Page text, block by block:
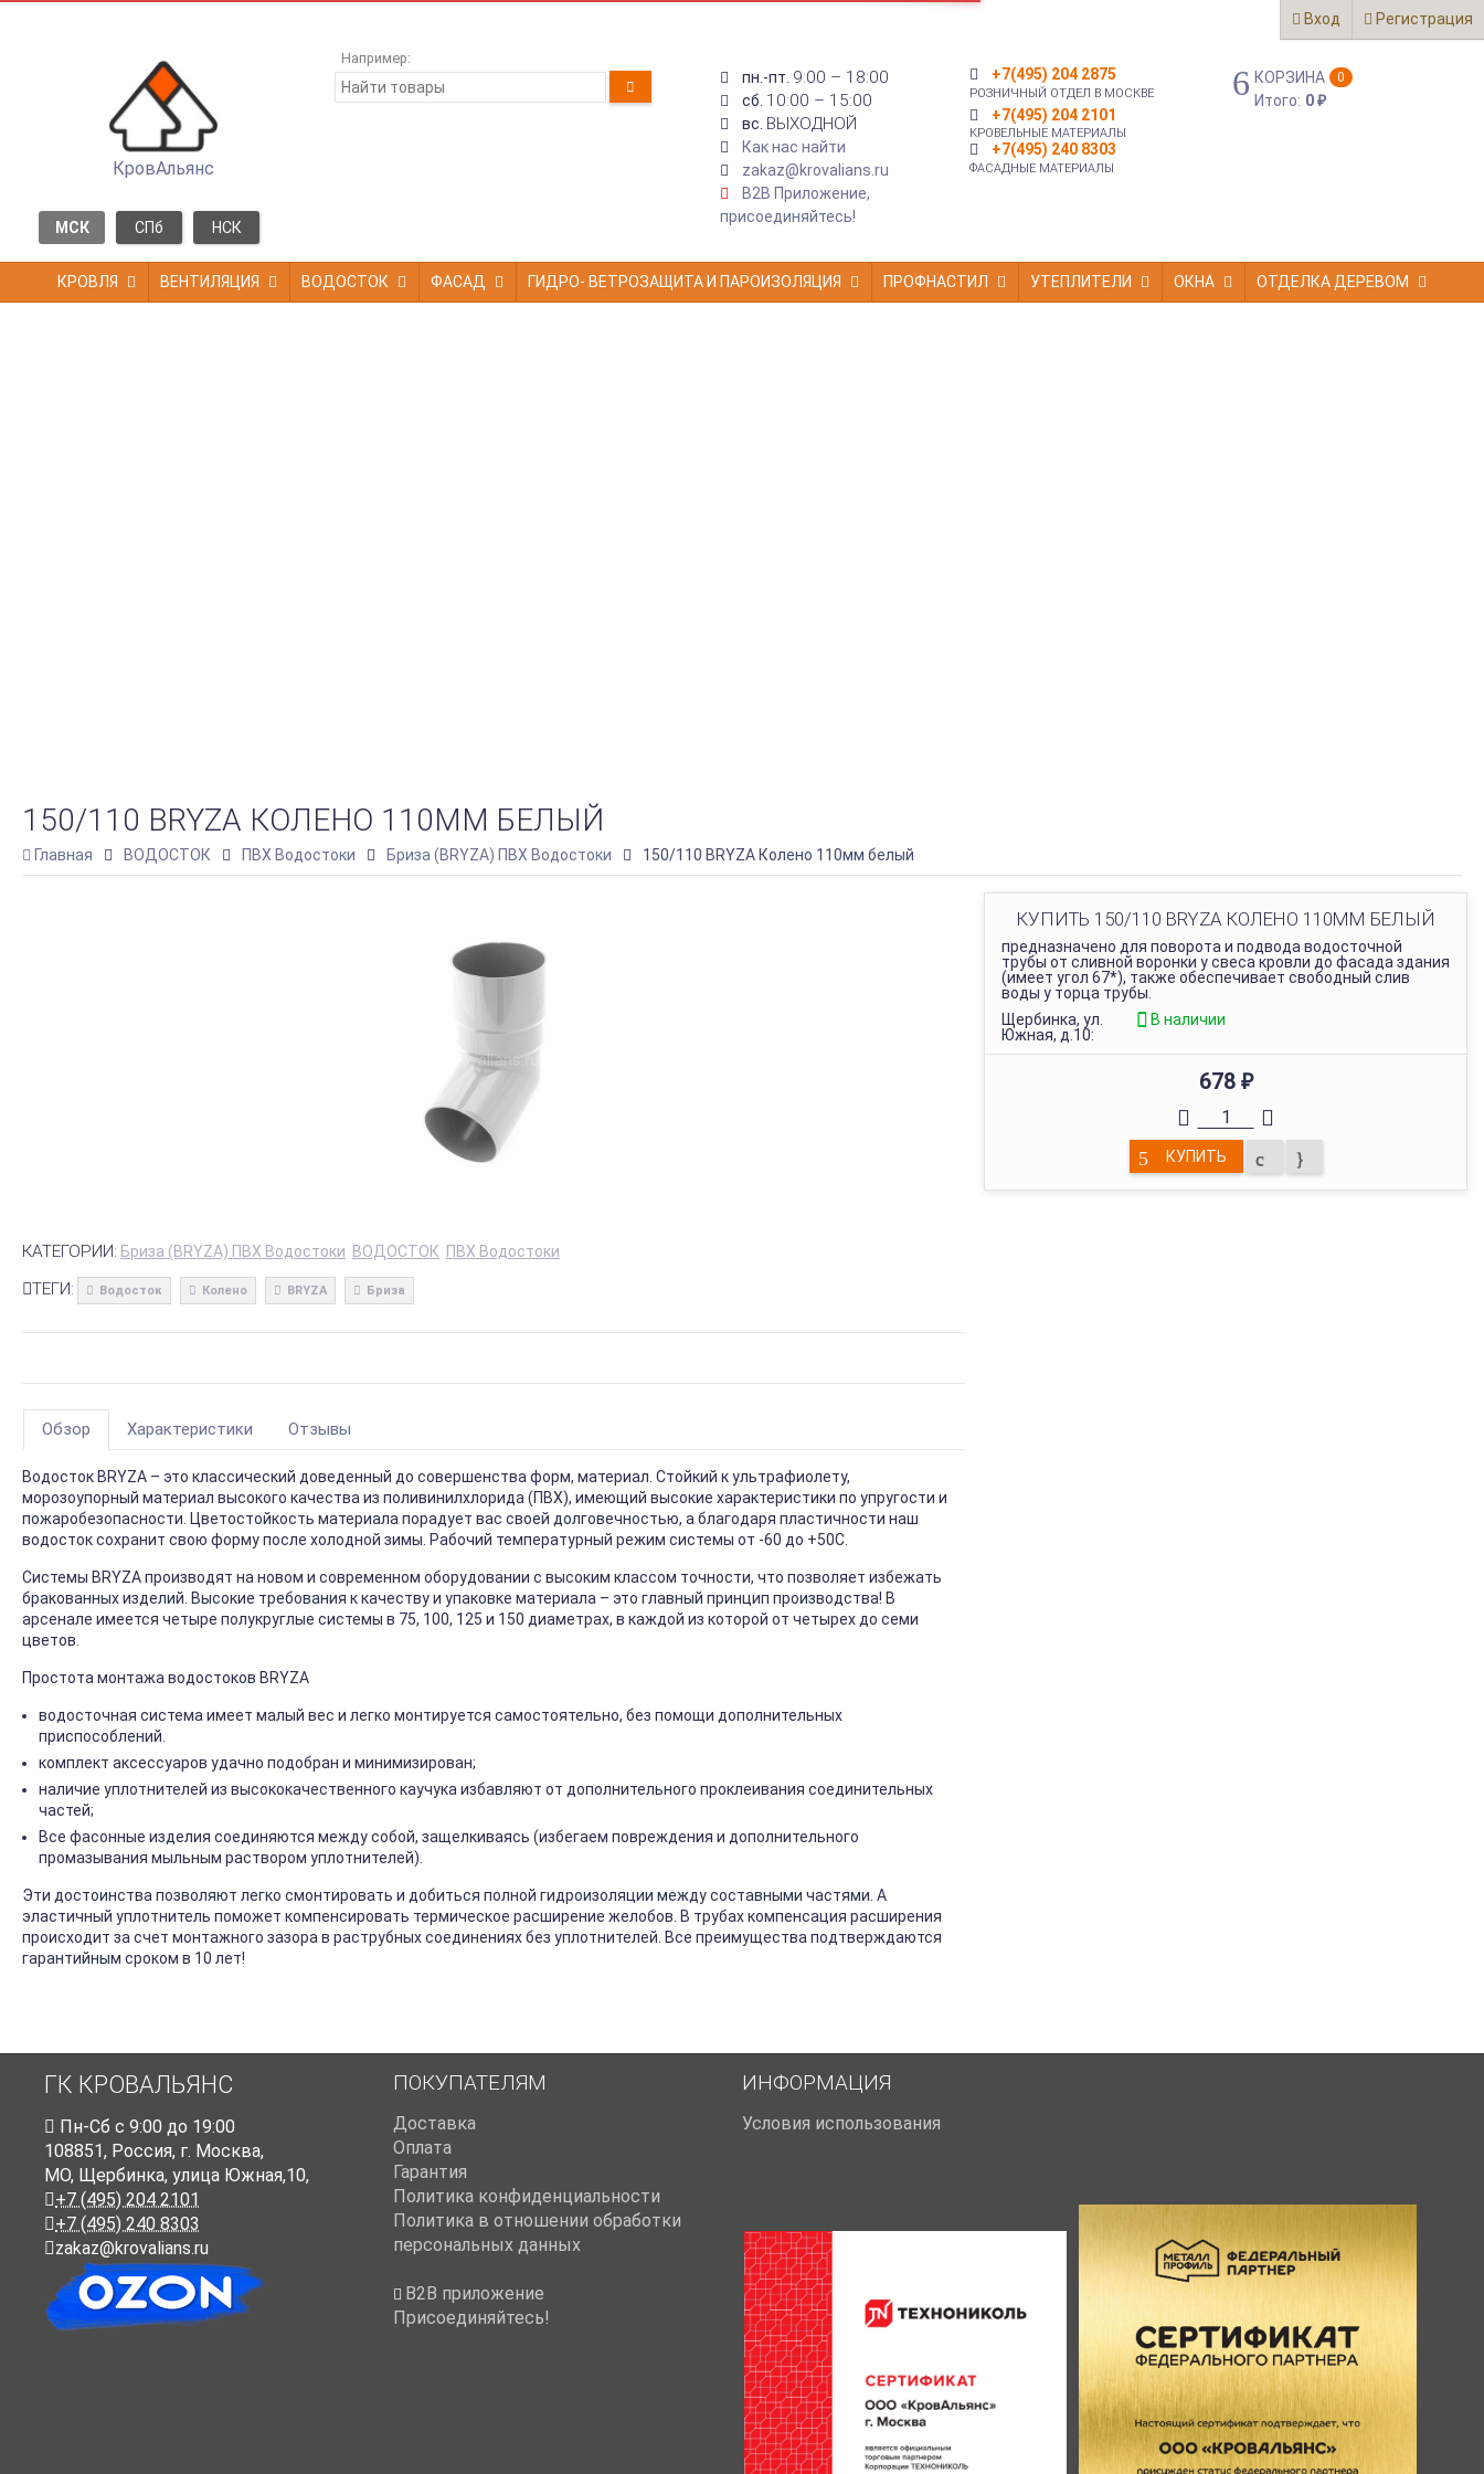
Вход Регистрация
КровАльянс
МСК СПб НСК
Например:
пн.-пт. 9:00 – 18:00
сб. 10:00 – 15:00
вс. ВЫХОДНОЙ
Как нас найти
zakaz@krovalians.ru
B2B Приложение,
присоединяйтесь!
+7(495) 204 2875
РОЗНИЧНЫЙ ОТДЕЛ В МОСКВЕ
+7(495) 204 2101
КРОВЕЛЬНЫЕ МАТЕРИАЛЫ
+7(495) 240 8303
ФАСАДНЫЕ МАТЕРИАЛЫ
КОРЗИНА 0
Итого: 0₽
КРОВЛЯ ВЕНТИЛЯЦИЯ ВОДОСТОК ФАСАД ГИДРО- ВЕТРОЗАЩИТА И ПАРОИЗОЛЯЦИЯ ПРОФНАСТИЛ УТЕПЛИТЕЛИ ОКНА ОТДЕЛКА ДЕРЕВОМ
150/110 BRYZA КОЛЕНО 110ММ БЕЛЫЙ
Главная ВОДОСТОК ПВХ Водостоки Бриза (BRYZA) ПВХ Водостоки 150/110 BRYZA Колено 110мм белый
КУПИТЬ 150/110 BRYZA КОЛЕНО 110ММ БЕЛЫЙ
предназначено для поворота и подвода водосточной
трубы от сливной воронки у свеса кровли до фасада здания
(имеет угол 67*), также обеспечивает свободный слив
воды у торца трубы.
Щербинка, ул.
Южная, д.10:
В наличии
678 ₽
КУПИТЬ
КАТЕГОРИИ: Бриза (BRYZA) ПВХ Водостоки ВОДОСТОК ПВХ Водостоки
ТЕГИ: Водосток Колено BRYZA Бриза
Обзор Характеристики Отзывы
Водосток BRYZA – это классический доведенный до совершенства форм, материал. Стойкий к ультрафиолету,
морозоупорный материал высокого качества из поливинилхлорида (ПВХ), имеющий высокие характеристики по упругости и
пожаробезопасности. Цветостойкость материала порадует вас своей долговечностью, а благодаря пластичности наш
водосток сохранит свою форму после холодной зимы. Рабочий температурный режим системы от -60 до +50С.
Системы BRYZA производят на новом и современном оборудовании с высоким классом точности, что позволяет избежать
бракованных изделий. Высокие требования к качеству и упаковке материала – это главный принцип производства! В
арсенале имеется четыре полукруглые системы в 75, 100, 125 и 150 диаметрах, в каждой из которой от четырех до семи
цветов.
Простота монтажа водостоков BRYZA
водосточная система имеет малый вес и легко монтируется самостоятельно, без помощи дополнительных
приспособлений.
комплект аксессуаров удачно подобран и минимизирован;
наличие уплотнителей из высококачественного каучука избавляют от дополнительного проклеивания соединительных
частей;
Все фасонные изделия соединяются между собой, защелкиваясь (избегаем повреждения и дополнительного
промазывания мыльным раствором уплотнителей).
Эти достоинства позволяют легко смонтировать и добиться полной гидроизоляции между составными частями. А
эластичный уплотнитель поможет компенсировать термическое расширение желобов. В трубах компенсация расширения
происходит за счет монтажного зазора в раструбных соединениях без уплотнителей. Все преимущества подтверждаются
гарантийным сроком в 10 лет!
ГК КРОВАЛЬЯНС
Пн-Cб с 9:00 до 19:00
108851, Россия, г. Москва,
МО, Щербинка, улица Южная,10,
+7 (495) 204 2101
+7 (495) 240 8303
zakaz@krovalians.ru
ПОКУПАТЕЛЯМ
Доставка
Оплата
Гарантия
Политика конфиденциальности
Политика в отношении обработки
персональных данных
B2B приложение
Присоединяйтесь!
ИНФОРМАЦИЯ
Условия использования